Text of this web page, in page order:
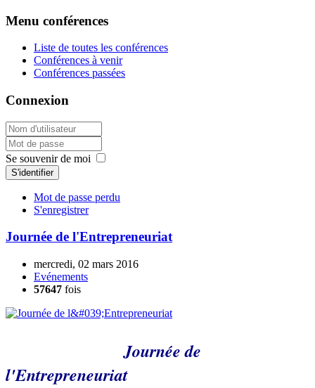
Menu conférences
Liste de toutes les conférences
Conférences à venir
Conférences passées
Connexion
Se souvenir de moi
S'identifier
Mot de passe perdu
S'enregistrer
Journée de l'Entrepreneuriat
mercredi, 02 mars 2016
Evénements
57647 fois
Journée de
l'Entrepreneuriat